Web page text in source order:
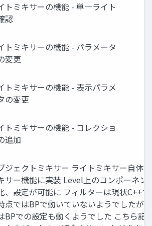
トミキサーの機能 - 単一ライト
認
トミキサーの機能 - パラメータ
変更
トミキサーの機能 - 表示パラメ
の変更
トミキサーの機能 - コレクショ
追加
ジェクトミキサー ライトミキサー自体
サー機能に実装 Level上のコンポーネン
、設定が可能に フィルターは現状C++
点ではBPで動いていないようでしたが
BPでの設定も動くようでした こちら記